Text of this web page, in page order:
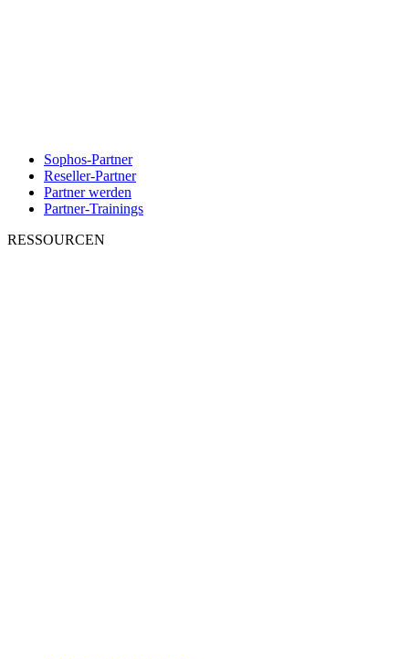
Sophos-Partner
Reseller-Partner
Partner werden
Partner-Trainings
RESSOURCEN